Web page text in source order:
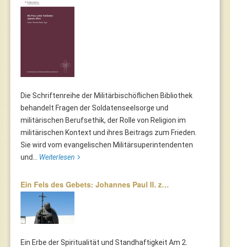
Die Schriftenreihe der Militärbischöflichen Bibliothek
behandelt Fragen der Soldatenseelsorge und
militärischen Berufsethik, der Rolle von Religion im
militärischen Kontext und ihres Beitrags zum Frieden.
Sie wird vom evangelischen Militärsuperintendenten
und... Weiterlesen
Ein Fels des Gebets: Johannes Paul II. z…
Ein Erbe der Spiritualität und Standhaftigkeit Am 2.